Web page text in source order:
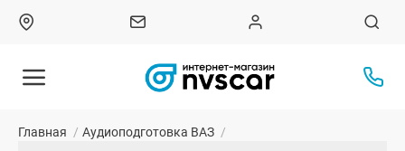
Главная / Аудиоподготовка ВАЗ /